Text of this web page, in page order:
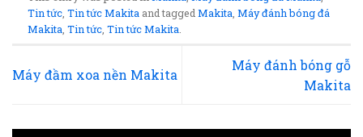
Tin tức ,Tin tức Makita and taggedMakita ,Máy đánh bóng đá
Makita ,Tin tức ,Tin tức Makita
Máy đầm xoa nền Makita
Máy đánh bóng gỗ
Makita